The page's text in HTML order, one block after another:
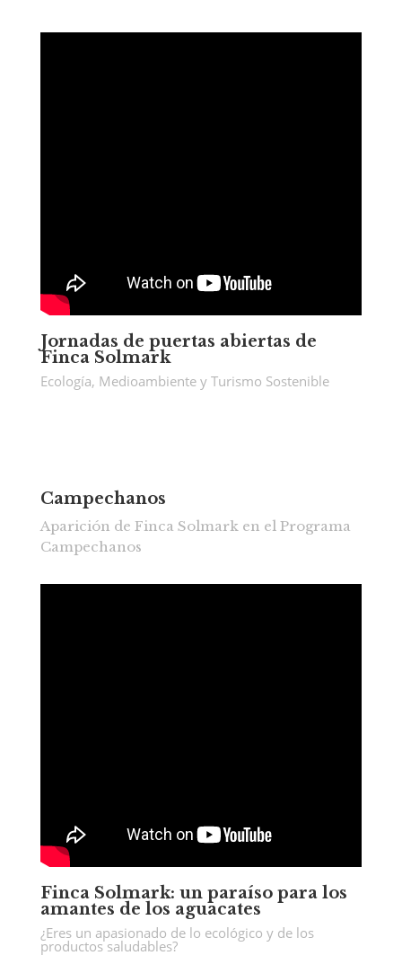
Jornadas de puertas abiertas de
Finca Solmark
Ecología, Medioambiente y Turismo Sostenible
Campechanos
Aparición de Finca Solmark en el Programa
Campechanos
Finca Solmark: un paraíso para los
amantes de los aguacates
¿Eres un apasionado de lo ecológico y de los
productos saludables?